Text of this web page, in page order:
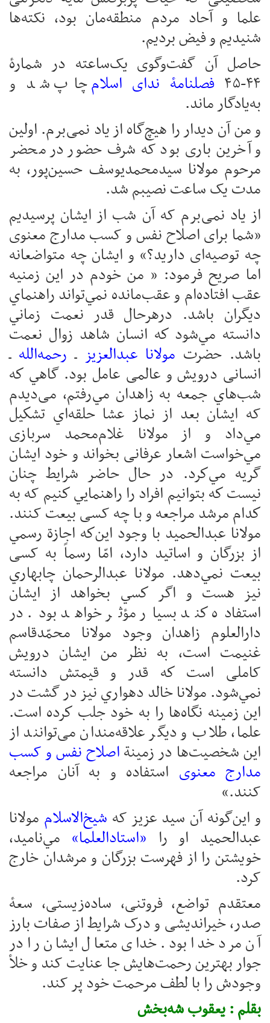
علما و آحاد مردم منطقه‌مان بود، نکته‌ها
شنیدیم و فیض بردیم.
حاصل آن گفت‌وگوی یک‌ساعته در شمارۀ
۴۴-۴۵ فصلنامۀ ندای اسلامچاپ شد و
به‌یادگار ماند.
و من آن دیدار را هیچ‌گاه از یاد نمی‌برم. اولین
و آخرین باری بود که شرف حضور در محضر
مرحوم مولانا سیدمحمدیوسف حسین‌پور، به
مدت یک ساعت نصیبم شد.
از یاد نمی‌برم که آن شب از ایشان پرسیدیم
«شما برای اصلاح نفس و کسب مدارج معنوی
چه توصیه‌ای دارید؟» و ایشان چه متواضعانه
اما صریح فرمود: « من خودم در اين زمنيه
عقب افتاده‌ام و عقب‌مانده نمي‌تواند راهنماي
دیگران باشد. درهرحال قدر نعمت زماني
دانسته مي‌شود كه انسان شاهد زوال نعمت
باشد. حضرت مولانا عبدالعزيز ـرحمه‌الله ـ
انسانی درويش و عالمی عامل بود. گاهي كه
شب‌هاي جمعه به زاهدان مي‌رفتم، می‌دیدم
که ايشان بعد از نماز عشا حلقه‌اي تشكيل
مي‌داد و از مولانا غلام‌محمد سربازی
مي‌خواست اشعار عرفانی بخواند و خود ایشان
گريه مي‌كرد. در حال حاضر شرايط چنان
نيست كه بتوانيم افراد را راهنمايي كنيم که به
كدام مرشد مراجعه و با چه کسی بيعت کنند.
مولانا عبدالحميد با وجود اين‌كه اجازة رسمي
از بزرگان و اساتيد دارد، امّا رسماً به کسی
بيعت نمي‌دهد. مولانا عبدالرحمان چابهاري
نیز هست و اگر كسي بخواهد از ايشان
استفاده كند بسيار مؤثر خواهد بود. در
دارالعلوم زاهدان وجود مولانا محمّدقاسم
غنیمت است، به نظر من ايشان درويش
کاملی است كه قدر و قيمتش دانسته
نمي‌شود. مولانا خالد دهواري نیز در گشت در
اين زمينه نگاه‌ها را به خود جلب كرده است.
علما، طلاب و دیگر علاقه‌مندان می‌توانند از
اين شخصيت‌ها در زمینةاصلاح نفس و کسب
مدارج معنوی استفاده و به آنان مراجعه
کنند.»
و این‌گونه آن سید عزیز که شيخ‌الاسلام مولانا
عبدالحميد او را «استادالعلما» مي‌نامید،
خویشتن را از فهرست بزرگان و مرشدان خارج
کرد.
معتقدم تواضع، فروتنی، ساده‌زیستی، سعۀ
صدر، خیراندیشی و درک شرایط از صفات بارز
آن مرد خدا بود. خدای متعال ایشان را در
جوار بهترین رحمت‌هایش جا عنایت کند و خلأ
وجودش را با لطف مرحمت خود پر کند.
بقلم : یعقوب شه‌بخش